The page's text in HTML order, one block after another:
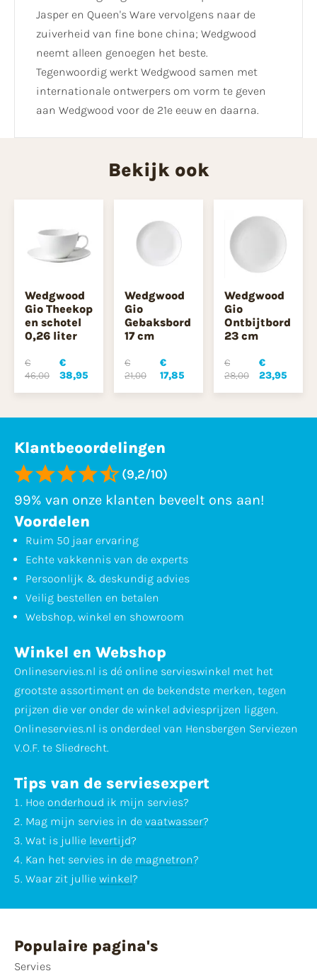
Jasper en Queen's Ware vervolgens naar de
zuiverheid van fine bone china; Wedgwood
neemt alleen genoegen het beste.
Tegenwoordig werkt Wedgwood samen met
internationale ontwerpers om vorm te geven
aan Wedgwood voor de 21e eeuw en daarna.
Bekijk ook
Wedgwood
Gio Theekop
en schotel
0,26 liter
€
46,00
€
38,95
Wedgwood
Gio
Gebaksbord
17 cm
€
21,00
€
17,85
Wedgwood
Gio
Ontbijtbord
23 cm
€
28,00
€
23,95
Klantbeoordelingen
(9,2/10)
99% van onze klanten beveelt ons aan!
Voordelen
Ruim 50 jaar ervaring
Echte vakkennis van de experts
Persoonlijk & deskundig advies
Veilig bestellen en betalen
Webshop, winkel en showroom
Winkel en Webshop
Onlineservies.nl is dé online servieswinkel met het
grootste assortiment en de bekendste merken, tegen
prijzen die ver onder de winkel adviesprijzen liggen.
Onlineservies.nl is onderdeel van Hensbergen Serviezen
V.O.F. te Sliedrecht.
Tips van de serviesexpert
Hoe onderhoud ik mijn servies?
Mag mijn servies in de vaatwasser?
Wat is jullie levertijd?
Kan het servies in de magnetron?
Waar zit jullie winkel?
Populaire pagina's
Servies